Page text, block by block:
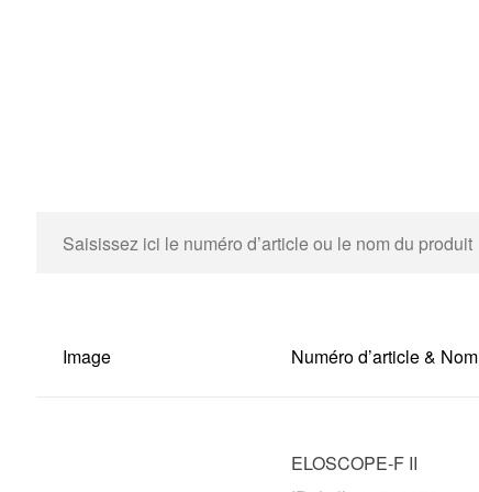
Image Numéro d’article & Nom
ELOSCOPE-F II